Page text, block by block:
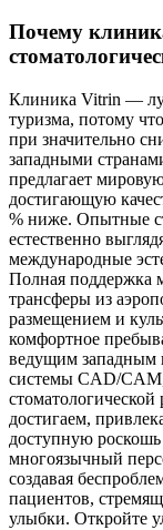
Почему
Клиника Vitrin —
туризма, потому
при значительно
западными
предлагает
достигающую
% ниже. Опытные
естественно
международные
Полная поддержка
трансферы из
размещением и
комфортное
ведущим западным
системы CAD/
достигаем,
доступную
многоязычный
создавая
пациентов,
улыбки. Откройте